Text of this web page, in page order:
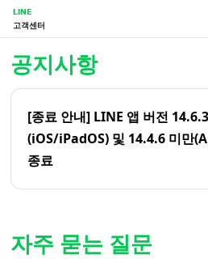
LINE
고객센터
공지사항
[종료 안내] LINE 앱 버전
(iOS/iPadOS) 및 14.4.6 미만
종료
자주 묻는 질문